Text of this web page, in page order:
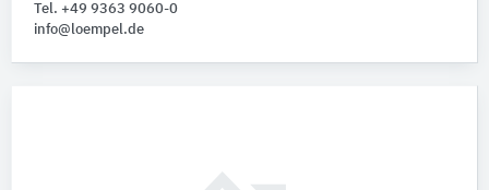
Tel. +49 9363 9060-0
info@loempel.de